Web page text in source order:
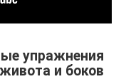
упражнения
и боков